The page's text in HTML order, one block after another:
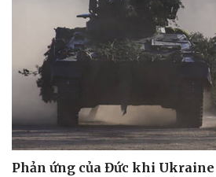
Phản ứng của Đức khi